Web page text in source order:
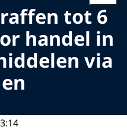
tot 6
handel in
via